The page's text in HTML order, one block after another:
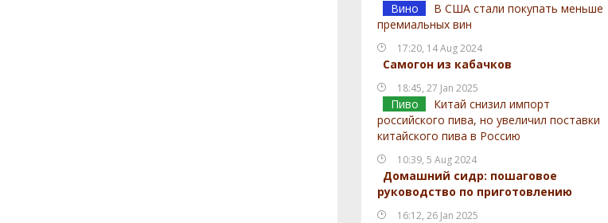
Вино
В США стали покупать меньше
премиальных вин
17:20, 14 Aug 2024
Самогон из кабачков
18:45, 27 Jan 2025
Пиво
Китай снизил импорт
российского пива, но увеличил поставки
китайского пива в Россию
10:39, 5 Aug 2024
Домашний сидр: пошаговое
руководство по приготовлению
16:12, 26 Jan 2025